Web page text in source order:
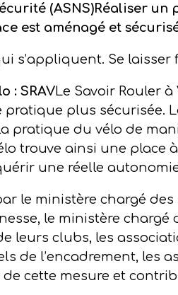
(ASNS)Réaliser un
est aménagé et
s’appliquent. Se laisser
: SRAVLe Savoir Rouler
pratique plus sécurisée.
pratique du vélo de
trouve ainsi une
une réelle
le ministère chargé
le ministère
leurs clubs, les
de l’encadrement, les
cette mesure et